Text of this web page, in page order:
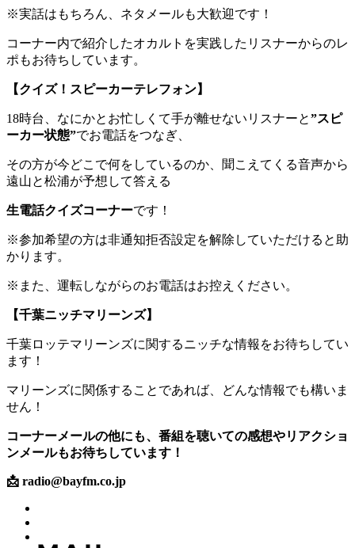
※実話はもちろん、ネタメールも大歓迎です！
コーナー内で紹介したオカルトを実践したリスナーからのレ
ポもお待ちしています。
【クイズ！スピーカーテレフォン】
18時台、なにかとお忙しくて手が離せないリスナーと”スピ
ーカー状態”でお電話をつなぎ、
その方が今どこで何をしているのか、聞こえてくる音声から
遠山と松浦が予想して答える
生電話クイズコーナーです！
※参加希望の方は非通知拒否設定を解除していただけると助
かります。
※また、運転しながらのお電話はお控えください。
【千葉ニッチマリーンズ】
千葉ロッテマリーンズに関するニッチな情報をお待ちしてい
ます！
マリーンズに関係することであれば、どんな情報でも構いま
せん！
コーナーメールの他にも、番組を聴いての感想やリアクショ
ンメールもお待ちしています！
📩 radio@bayfm.co.jp